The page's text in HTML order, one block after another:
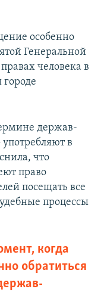
особенно
Генеральной
человека в
держав-
в
что
право
посещать все
процессы
когда
обратиться